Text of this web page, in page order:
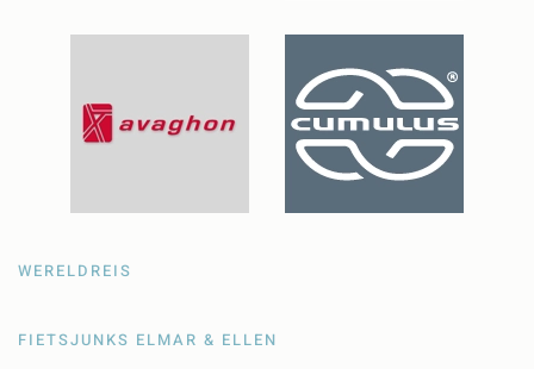
WERELDREIS
FIETSJUNKS ELMAR & ELLEN